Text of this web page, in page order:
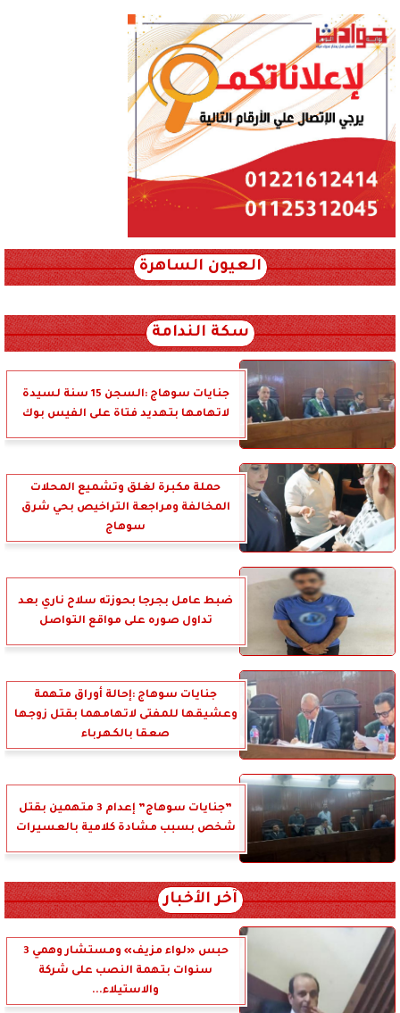
العيون الساهرة
سكة الندامة
جنايات سوهاج :السجن 15 سنة لسيدة
لاتهامها بتهديد فتاة على الفيس بوك
حملة مكبرة لغلق وتشميع المحلات
المخالفة ومراجعة التراخيص بحي شرق
سوهاج
ضبط عامل بجرجا بحوزته سلاح ناري بعد
تداول صوره على مواقع التواصل
جنايات سوهاج :إحالة أوراق متهمة
وعشيقها للمفتى لاتهامهما بقتل زوجها
صعقا بالكهرباء
”جنايات سوهاج” إعدام 3 متهمين بقتل
شخص بسبب مشادة كلامية بالعسيرات
آخر الأخبار
حبس «لواء مزيف» ومستشار وهمي 3
سنوات بتهمة النصب على شركة
والاستيلاء...